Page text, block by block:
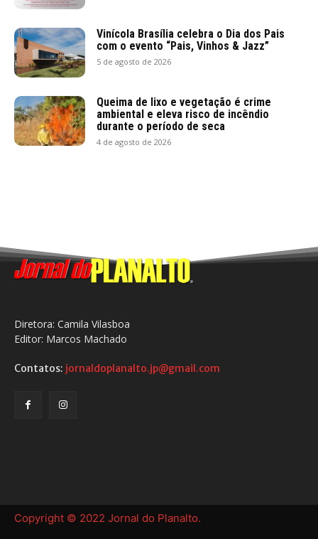
Vinícola Brasília celebra o Dia dos Pais
com o evento “Pais, Vinhos & Jazz”
5 de agosto de 2026
Queima de lixo e vegetação é crime
ambiental e eleva risco de incêndio
durante o período de seca
4 de agosto de 2026
Diretora: Camila Vilasboa
Editor: Marcos Machado
Contatos: jornaldoplanalto.jp@gmail.com
Copyright © 2022 Jornal do Planalto.